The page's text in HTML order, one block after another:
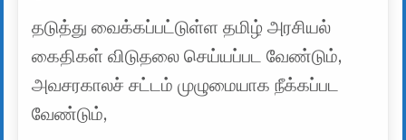
தடுத்து வைக்கப்பட்டுள்ள தமிழ் அரசியல்
கைதிகள் விடுதலை செய்யப்பட வேண்டும்,
அவசரகாலச் சட்டம் முழுமையாக நீக்கப்பட
வேண்டும்,